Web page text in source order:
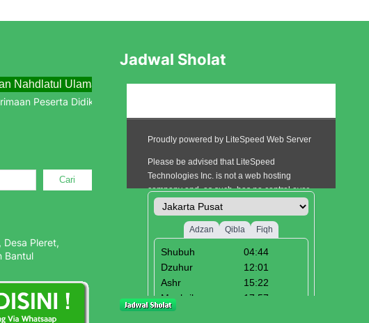
Nahdlatul Ulama Menjemput Abad Kedua Menuju Kebangkitan Baru
Peserta Didik Baru Tahun Pelajaran 2025/2026
Cari
Desa Pleret,
Bantul
Jadwal Sholat